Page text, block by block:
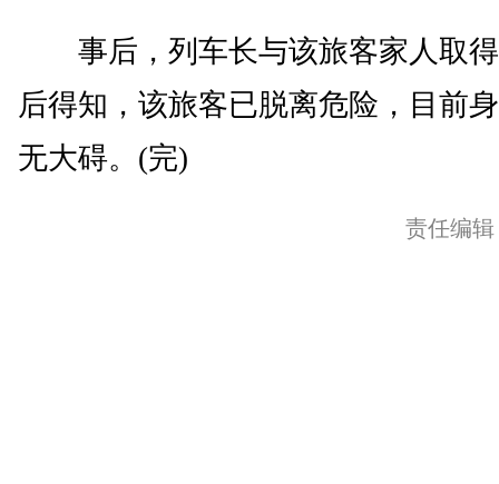
事后，列车长与该旅客家人取
后得知，该旅客已脱离危险，目前
无大碍。(完)
责任编